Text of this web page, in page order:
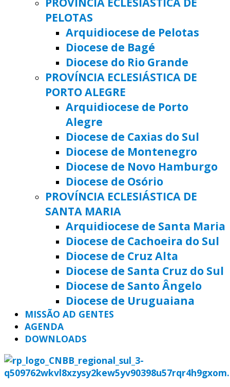
PELOTAS
Arquidiocese de Pelotas
Diocese de Bagé
Diocese do Rio Grande
PROVÍNCIA ECLESIÁSTICA DE
PORTO ALEGRE
Arquidiocese de Porto
Alegre
Diocese de Caxias do Sul
Diocese de Montenegro
Diocese de Novo Hamburgo
Diocese de Osório
PROVÍNCIA ECLESIÁSTICA DE
SANTA MARIA
Arquidiocese de Santa Maria
Diocese de Cachoeira do Sul
Diocese de Cruz Alta
Diocese de Santa Cruz do Sul
Diocese de Santo Ângelo
Diocese de Uruguaiana
MISSÃO AD GENTES
AGENDA
DOWNLOADS